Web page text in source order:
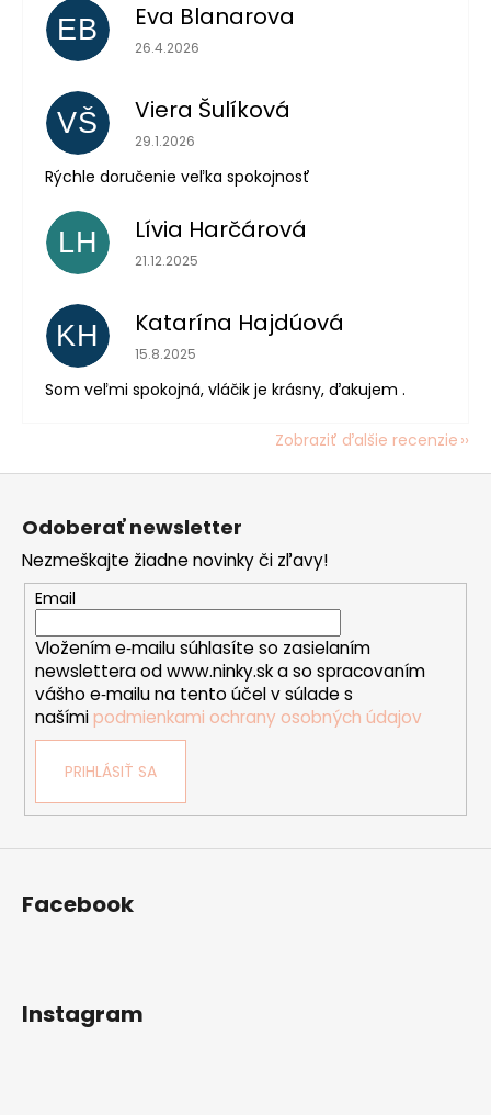
EB Eva Blanarova
Hodnotenie obchodu je 5 z 5 hviezdičiek.
26.4.2026
VŠ Viera Šulíková
Hodnotenie obchodu je 5 z 5 hviezdičiek.
29.1.2026
Rýchle doručenie veľka spokojnosť
LH Lívia Harčárová
Hodnotenie obchodu je 5 z 5 hviezdičiek.
21.12.2025
KH Katarína Hajdúová
Hodnotenie obchodu je 5 z 5 hviezdičiek.
15.8.2025
Som veľmi spokojná, vláčik je krásny, ďakujem .
Zobraziť ďalšie recenzie
Z
Odoberať newsletter
Nezmeškajte žiadne novinky či zľavy!
Email
Vložením e‑mailu súhlasíte so zasielaním
newslettera od www.ninky.sk a so spracovaním
vášho e‑mailu na tento účel v súlade s
našími podmienkami ochrany osobných údajov
PRIHLÁSIŤ SA
Facebook
Instagram